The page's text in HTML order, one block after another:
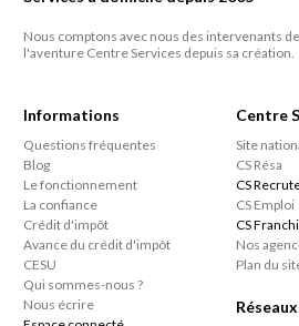
Nous comptons avec nous des intervenants
l'aventure Centre Services depuis sa création.
Informations
Questions fréquentes
Blog
Le fonctionnement
La confiance
Crédit d'impôt
Avance du crédit d'impôt
CESU
Qui sommes-nous ?
Nous écrire
Centre
Site
CS Résa
CS
CS Emploi
CS
Nos
Plan du